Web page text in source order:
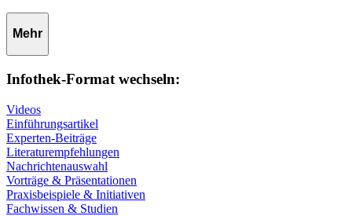
Mehr
Infothek-Format wechseln:
Videos
Einführungsartikel
Experten-Beiträge
Literaturempfehlungen
Nachrichtenauswahl
Vorträge & Präsentationen
Praxisbeispiele & Initiativen
Fachwissen & Studien